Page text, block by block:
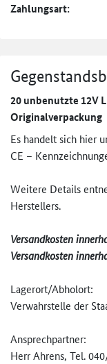
Zahlungsart:
20 unbenutzte 12V
Originalverpackung
Es handelt sich hier
CE –
Weitere Details
Herstellers.
Versandkosten
Versandkosten
Lagerort/Abholort:
Verwahrstelle der
Ansprechpartner:
Herr Ahrens, Tel.